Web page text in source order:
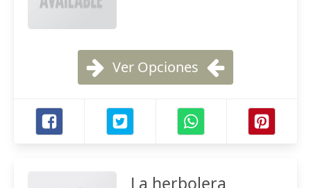
Ver Opciones
La herbolera